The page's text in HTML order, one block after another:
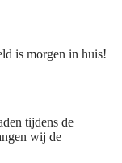
is morgen in huis!
tijdens de
wij de